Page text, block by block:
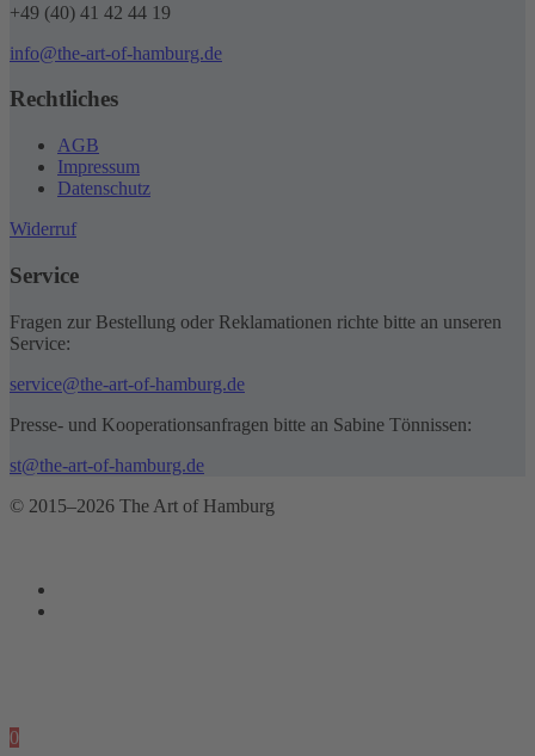
+49 (40) 41 42 44 19
info@the-art-of-hamburg.de
Rechtliches
AGB
Impressum
Datenschutz
Widerruf
Service
Fragen zur Bestellung oder Reklamationen richte bitte an unseren
Service:
service@the-art-of-hamburg.de
Presse- und Kooperationsanfragen bitte an Sabine Tönnissen:
st@the-art-of-hamburg.de
© 2015–2026 The Art of Hamburg
0